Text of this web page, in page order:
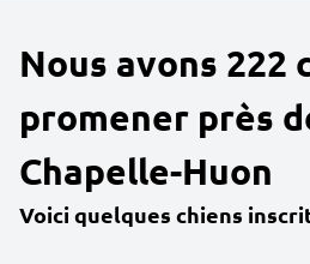
Nous avons 222
promener près
Chapelle-Huon
Voici quelques chiens